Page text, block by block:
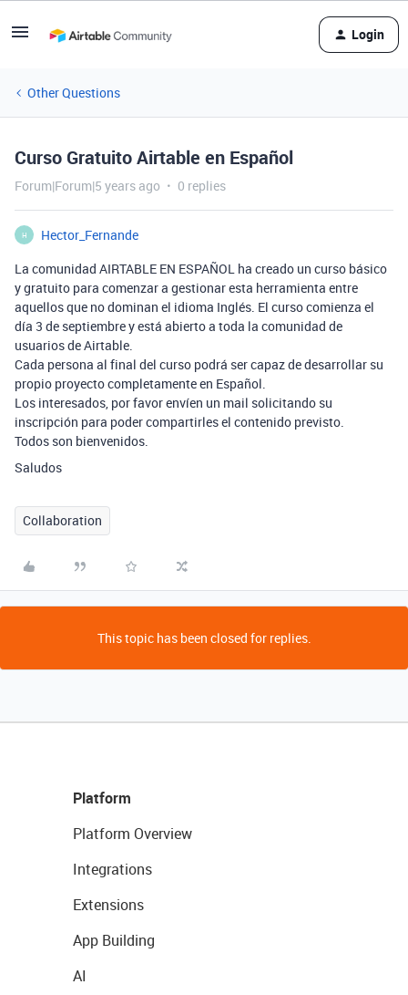
Login
Other Questions
Curso Gratuito Airtable en Español
Forum|Forum|5 years ago 0 replies
H
Hector_Fernande
La comunidad AIRTABLE EN ESPAÑOL ha creado un curso básico
y gratuito para comenzar a gestionar esta herramienta entre
aquellos que no dominan el idioma Inglés. El curso comienza el
día 3 de septiembre y está abierto a toda la comunidad de
usuarios de Airtable.
Cada persona al final del curso podrá ser capaz de desarrollar su
propio proyecto completamente en Español.
Los interesados, por favor envíen un mail solicitando su
inscripción para poder compartirles el contenido previsto.
Todos son bienvenidos.
Saludos
Collaboration
This topic has been closed for replies.
Platform
Platform Overview
Integrations
Extensions
App Building
AI